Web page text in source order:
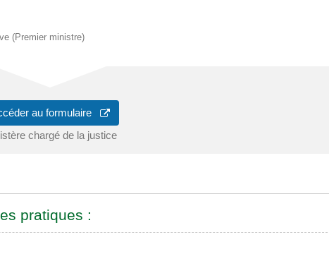
(Premier ministre)
au formulaire
chargé de la justice
pratiques :